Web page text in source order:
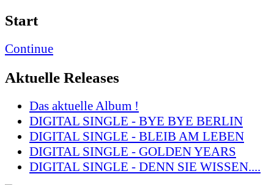
Start
Continue
Aktuelle Releases
Das aktuelle Album !
DIGITAL SINGLE - BYE BYE BERLIN
DIGITAL SINGLE - BLEIB AM LEBEN
DIGITAL SINGLE - GOLDEN YEARS
DIGITAL SINGLE - DENN SIE WISSEN....